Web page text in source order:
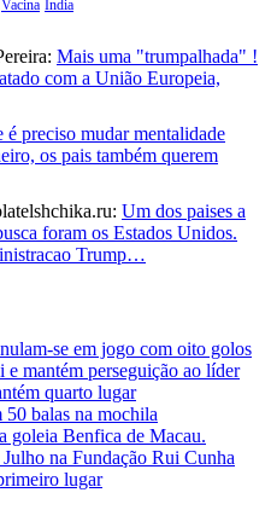
Vacina Índia
Mais uma "trumpalhada" !
com a União Europeia,
é preciso mudar mentalidade
os pais também querem
Um dos paises a
foram os Estados Unidos.
Trump…
se em jogo com oito golos
mantém perseguição ao líder
quarto lugar
balas na mochila
goleia Benfica de Macau.
na Fundação Rui Cunha
lugar